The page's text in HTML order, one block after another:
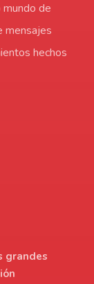
de
mensajes
hechos
grandes